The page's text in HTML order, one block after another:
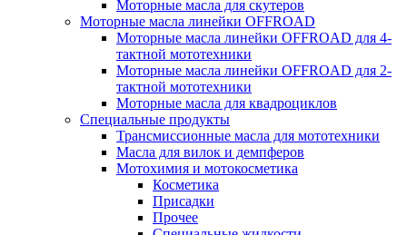
Моторные масла для скутеров
Моторные масла линейки OFFROAD
Моторные масла линейки OFFROAD для 4-
тактной мототехники
Моторные масла линейки OFFROAD для 2-
тактной мототехники
Моторные масла для квадроциклов
Специальные продукты
Трансмиссионные масла для мототехники
Масла для вилок и демпферов
Мотохимия и мотокосметика
Косметика
Присадки
Прочее